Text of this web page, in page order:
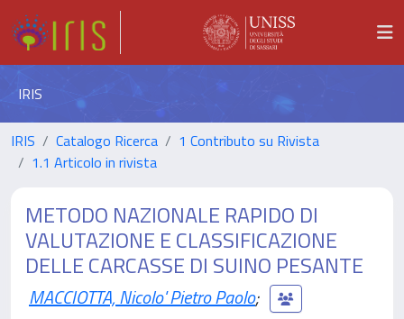
IRIS
IRIS Catalogo Ricerca
1 Contributo su Rivista
1.1 Articolo in rivista
METODO NAZIONALE RAPIDO DI
VALUTAZIONE E CLASSIFICAZIONE
DELLE CARCASSE DI SUINO PESANTE
MACCIOTTA, Nicolo' Pietro Paolo;